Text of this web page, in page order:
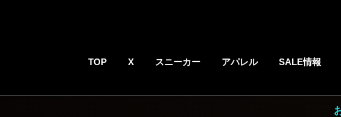
TOP X スニーカー アパレル SALE情報